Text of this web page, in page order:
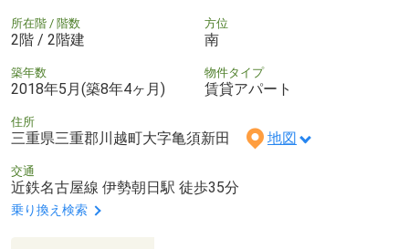
所在階 / 階数
2階 / 2階建
方位
南
築年数
2018年5月(築8年4ヶ月)
物件タイプ
賃貸アパート
住所
三重県三重郡川越町大字亀須新田 地図
交通
近鉄名古屋線 伊勢朝日駅 徒歩35分
乗り換え検索